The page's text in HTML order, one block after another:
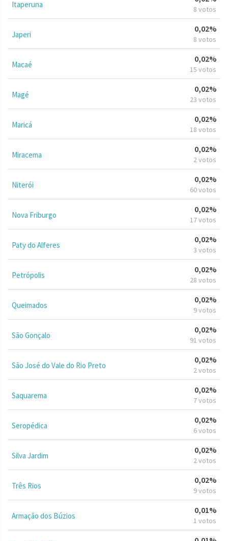
Itaperuna 8 votos
Japeri
0,02%
8 votos
Macaé
0,02%
15 votos
Magé
0,02%
23 votos
Maricá
0,02%
18 votos
Miracema
0,02%
2 votos
Niterói
0,02%
60 votos
Nova Friburgo
0,02%
17 votos
Paty do Alferes
0,02%
3 votos
Petrópolis
0,02%
28 votos
Queimados
0,02%
9 votos
São Gonçalo
0,02%
91 votos
São José do Vale do Rio Preto
0,02%
2 votos
Saquarema
0,02%
7 votos
Seropédica
0,02%
6 votos
Silva Jardim
0,02%
2 votos
Três Rios
0,02%
9 votos
Armação dos Búzios
0,01%
1 votos